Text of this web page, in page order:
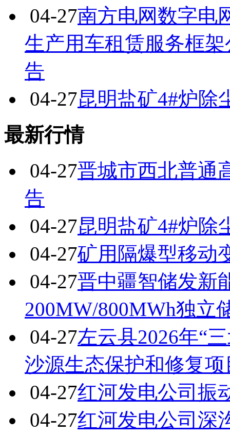
04-27南方电网数字电
生产用车租赁服务框
告
04-27昆明盐矿4#炉除
最新行情
04-27晋城市西北普通
告
04-27昆明盐矿4#炉除
04-27矿用隔爆型移动
04-27晋中疆智储发新
200MW/800MWh独立
04-27左云县2026年“
沙源生态保护和修复
04-27红河发电公司振
04-27红河发电公司深